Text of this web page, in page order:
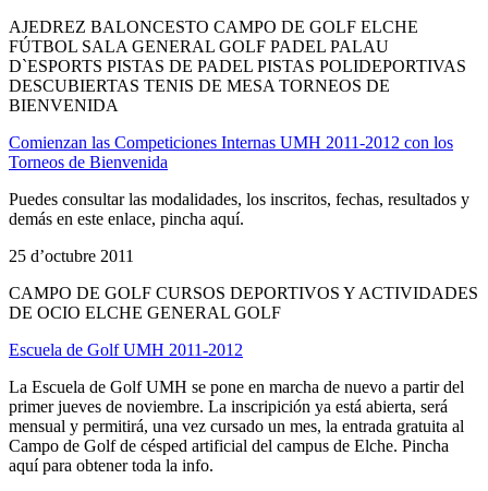
AJEDREZ BALONCESTO CAMPO DE GOLF ELCHE
FÚTBOL SALA GENERAL GOLF PADEL PALAU
D`ESPORTS PISTAS DE PADEL PISTAS POLIDEPORTIVAS
DESCUBIERTAS TENIS DE MESA TORNEOS DE
BIENVENIDA
Comienzan las Competiciones Internas UMH 2011-2012 con los
Torneos de Bienvenida
Puedes consultar las modalidades, los inscritos, fechas, resultados y
demás en este enlace, pincha aquí.
25 d’octubre 2011
CAMPO DE GOLF CURSOS DEPORTIVOS Y ACTIVIDADES
DE OCIO ELCHE GENERAL GOLF
Escuela de Golf UMH 2011-2012
La Escuela de Golf UMH se pone en marcha de nuevo a partir del
primer jueves de noviembre. La inscripición ya está abierta, será
mensual y permitirá, una vez cursado un mes, la entrada gratuita al
Campo de Golf de césped artificial del campus de Elche. Pincha
aquí para obtener toda la info.